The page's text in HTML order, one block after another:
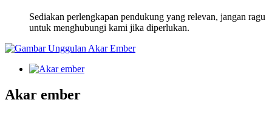
Sediakan perlengkapan pendukung yang relevan, jangan ragu
untuk menghubungi kami jika diperlukan.
Akar ember